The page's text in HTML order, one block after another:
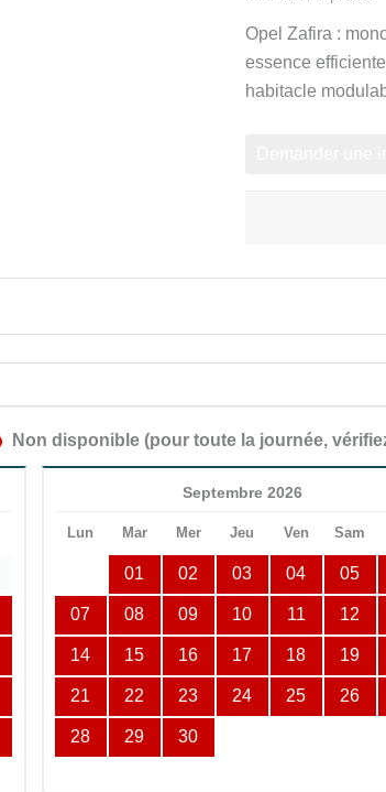
Opel Zafira :
essence
habitacle
Non disponible (pour toute la journée,
Septembre 2026
Lun Mar Mer Jeu Ven Sam
01 02 03 04 05
07 08 09 10 11 12
14 15 16 17 18 19
21 22 23 24 25 26
28 29 30